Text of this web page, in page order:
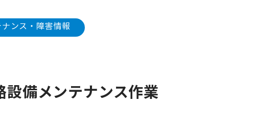
ンス・障害情報
設備メンテナンス作業